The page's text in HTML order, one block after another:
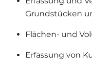
Grundstücken
Flächen- und
Erfassung von